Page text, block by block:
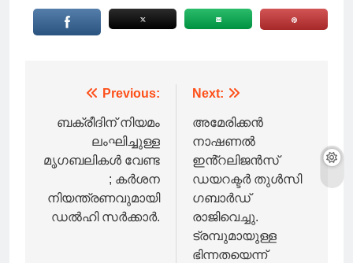
navigation
Previous:
ബക്രീദിന് നിയമം
ലംഘിച്ചുള്ള
മൃഗബലികൾ വേണ്ട
; കർശന
നിയന്ത്രണവുമായി
ഡൽഹി സർക്കാർ.
Next:
അമേരിക്കൻ
നാഷണൽ
ഇൻ്റലിജൻസ്
ഡയറക്ടർ തുൾസി ​
ഗബാർഡ്
രാജിവെച്ചു.
ട്രമ്പുമായുള്ള
ഭിന്നതയെന്ന്